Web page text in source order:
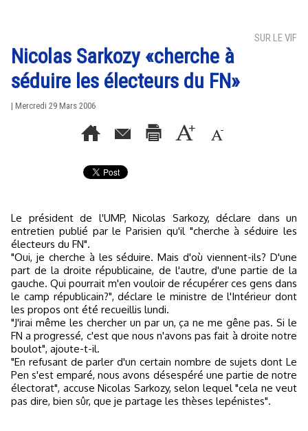
SUR LE VIF
Nicolas Sarkozy «cherche à
séduire les électeurs du FN»
| Mercredi 29 Mars 2006
Le président de l'UMP, Nicolas Sarkozy, déclare dans un
entretien publié par le Parisien qu'il "cherche à séduire les
électeurs du FN".
"Oui, je cherche à les séduire. Mais d'où viennent-ils? D'une
part de la droite républicaine, de l'autre, d'une partie de la
gauche. Qui pourrait m'en vouloir de récupérer ces gens dans
le camp républicain?", déclare le ministre de l'Intérieur dont
les propos ont été recueillis lundi.
"J'irai même les chercher un par un, ça ne me gêne pas. Si le
FN a progressé, c'est que nous n'avons pas fait à droite notre
boulot", ajoute-t-il.
"En refusant de parler d'un certain nombre de sujets dont Le
Pen s'est emparé, nous avons désespéré une partie de notre
électorat", accuse Nicolas Sarkozy, selon lequel "cela ne veut
pas dire, bien sûr, que je partage les thèses lepénistes".